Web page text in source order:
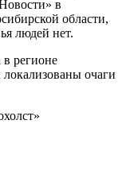
в
области,
людей нет.
в регионе
очаги